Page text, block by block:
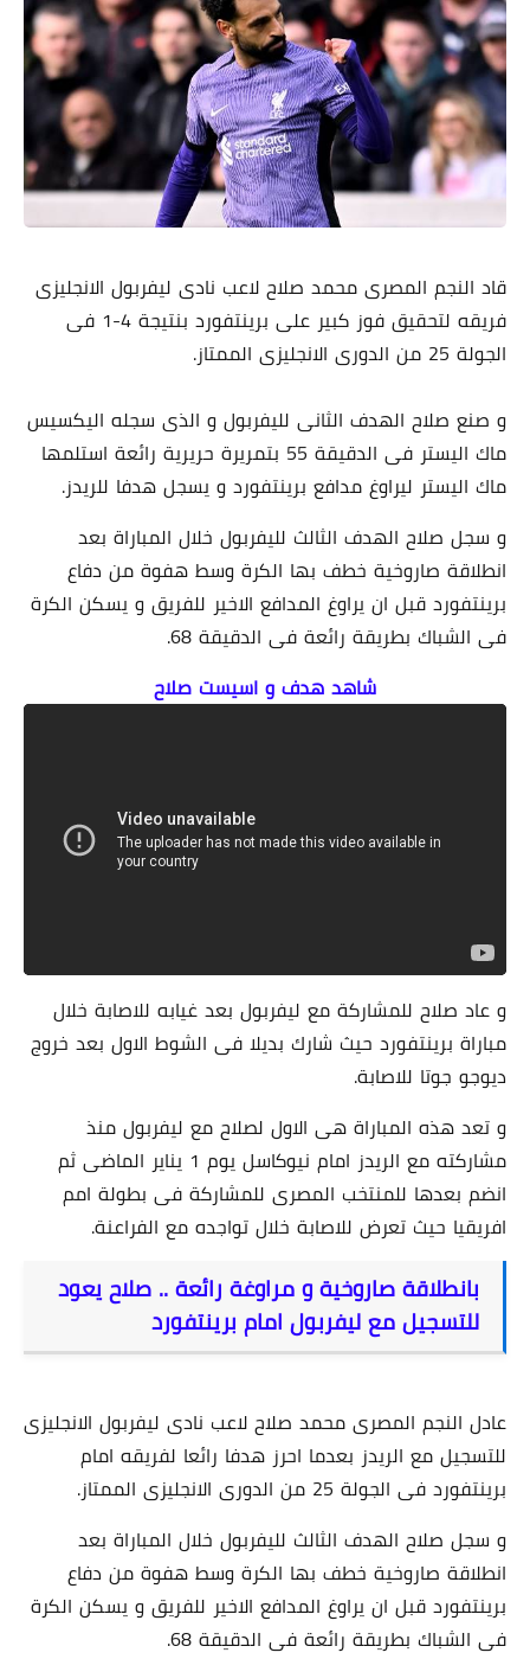
قاد النجم المصرى محمد صلاح لاعب نادى ليفربول الانجليزى
فريقه لتحقيق فوز كبير على برينتفورد بنتيجة 4-1 فى
الجولة 25 من الدورى الانجليزى الممتاز.
و صنع صلاح الهدف الثانى لليفربول و الذى سجله اليكسيس
ماك اليستر فى الدقيقة 55 بتمريرة حريرية رائعة استلمها
ماك اليستر ليراوغ مدافع برينتفورد و يسجل هدفا للريدز.
و سجل صلاح الهدف الثالث لليفربول خلال المباراة بعد
انطلاقة صاروخية خطف بها الكرة وسط هفوة من دفاع
برينتفورد قبل ان يراوغ المدافع الاخير للفريق و يسكن الكرة
فى الشباك بطريقة رائعة فى الدقيقة 68.
شاهد هدف و اسيست صلاح
و عاد صلاح للمشاركة مع ليفربول بعد غيابه للاصابة خلال
مباراة برينتفورد حيث شارك بديلا فى الشوط الاول بعد خروج
ديوجو جوتا للاصابة.
و تعد هذه المباراة هى الاول لصلاح مع ليفربول منذ
مشاركته مع الريدز امام نيوكاسل يوم 1 يناير الماضى ثم
انضم بعدها للمنتخب المصرى للمشاركة فى بطولة امم
افريقيا حيث تعرض للاصابة خلال تواجده مع الفراعنة.
بانطلاقة صاروخية و مراوغة رائعة .. صلاح يعود
للتسجيل مع ليفربول امام برينتفورد
عادل النجم المصرى محمد صلاح لاعب نادى ليفربول الانجليزى
للتسجيل مع الريدز بعدما احرز هدفا رائعا لفريقه امام
برينتفورد فى الجولة 25 من الدورى الانجليزى الممتاز.
و سجل صلاح الهدف الثالث لليفربول خلال المباراة بعد
انطلاقة صاروخية خطف بها الكرة وسط هفوة من دفاع
برينتفورد قبل ان يراوغ المدافع الاخير للفريق و يسكن الكرة
فى الشباك بطريقة رائعة فى الدقيقة 68.